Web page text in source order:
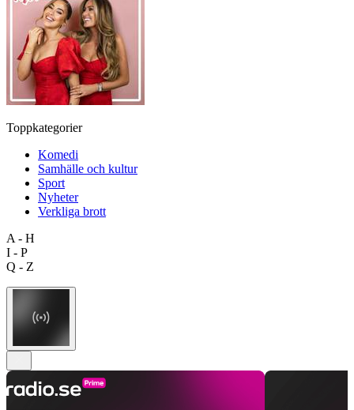
Toppkategorier
Komedi
Samhälle och kultur
Sport
Nyheter
Verkliga brott
A - H
I - P
Q - Z